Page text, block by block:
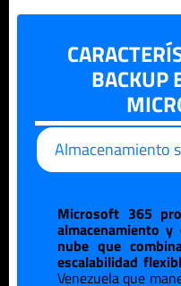
BACKUP
Almacenamiento
Microsoft 365
almacenamiento
nube que
escalabilidad
Venezuelaque